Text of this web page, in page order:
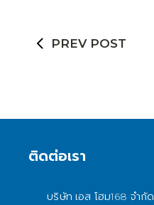
PREV POST
ติดต่อเรา
บริษัท เอส โฮม168 จำกัด